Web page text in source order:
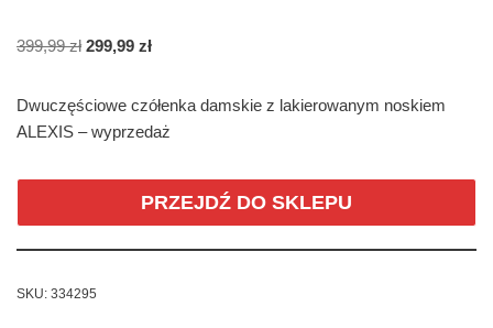
399,99zł 299,99 zł
Dwuczęściowe czółenka damskie z lakierowanym noskiem
ALEXIS – wyprzedaż
PRZEJDŹ DO SKLEPU
SKU: 334295